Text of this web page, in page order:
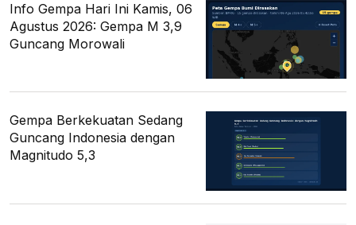
Info Gempa Hari Ini Kamis, 06
Agustus 2026: Gempa M 3,9
Guncang Morowali
Gempa Berkekuatan Sedang
Guncang Indonesia dengan
Magnitudo 5,3